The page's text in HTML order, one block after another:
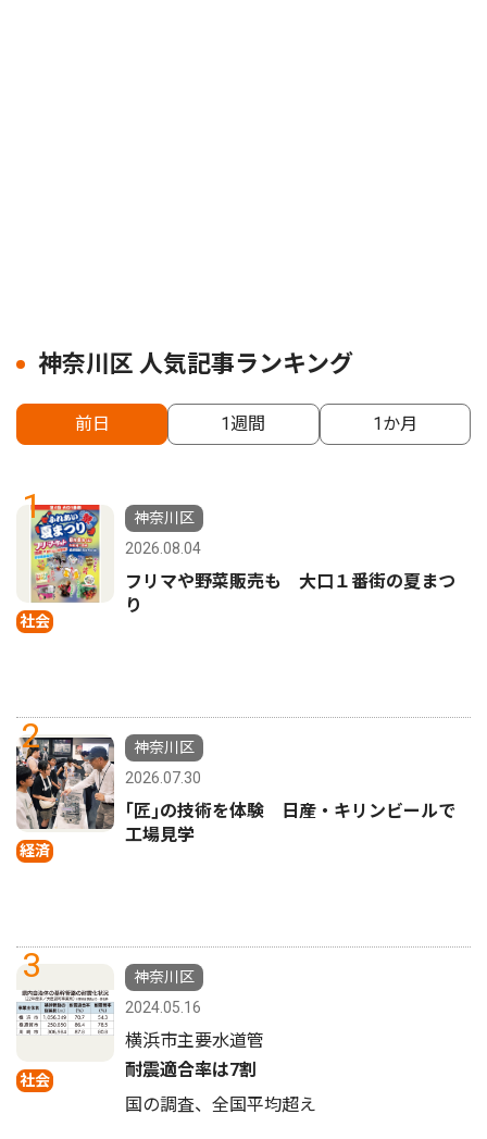
神奈川区 人気記事ランキング
前日 1週間 1か月
1
社会
神奈川区
2026.08.04
フリマや野菜販売も 大口１番街の夏まつ
り
2
経済
神奈川区
2026.07.30
｢匠｣の技術を体験 日産・キリンビールで
工場見学
3
社会
神奈川区
2024.05.16
横浜市主要水道管
耐震適合率は7割
国の調査、全国平均超え